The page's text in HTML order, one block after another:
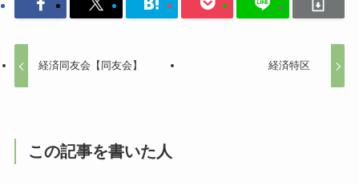
経済同友会【同友会】 経済特区
この記事を書いた人